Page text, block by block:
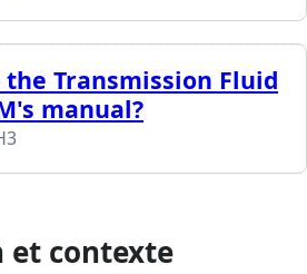
Transmission Fluid
manual?
contexte